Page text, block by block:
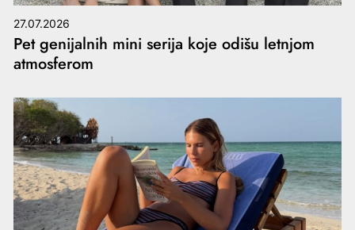
27.07.2026
Pet genijalnih mini serija koje odišu letnjom
atmosferom